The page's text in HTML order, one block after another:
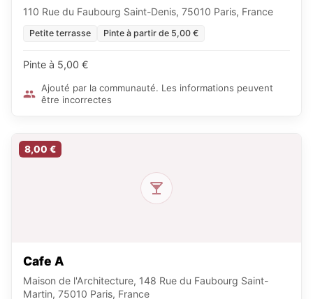
110 Rue du Faubourg Saint-Denis, 75010 Paris, France
Petite terrasse Pinte à partir de 5,00 €
Pinte à 5,00 €
Ajouté par la communauté. Les informations peuvent
être incorrectes
8,00 €
Cafe A
Maison de l'Architecture, 148 Rue du Faubourg Saint-
Martin, 75010 Paris, France